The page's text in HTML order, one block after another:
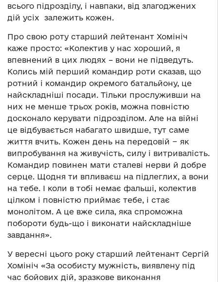
всього підрозділу, і навпаки, від злагоджених
дій усіх залежить кожен.
Про свою роту старший лейтенант Хомініч
каже просто: «Колектив у нас хороший, я
впевнений в цих людях – вони не підведуть.
Колись мій перший командир роти сказав, що
ротний і командир окремого батальйону, це
найскладніші посади. Тільки прослуживши на
них не менше трьох років, можна повністю
досконало керувати підрозділом. Але на війні
це відбувається набагато швидше, тут саме
життя вчить. Кожен день на передовій − як
випробування на живучість, силу і витривалість.
Командир повинен мати сталеві нерви й добре
серце. Щодня ти впливаєш на підлеглих, а вони
на тебе. І коли в тобі немає фальші, колектив
цілком і повністю приймає тебе, і стає
монолітом. А це вже сила, яка спроможна
побороти будь-що і виконати найскладніше
завдання».
У вересні цього року старший лейтенант Сергій
Хомініч «За особисту мужність, виявлену під
час бойових дій, зразкове виконання